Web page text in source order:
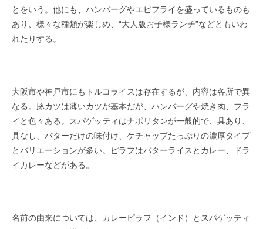
とをいう。他にも、ハンバーグやエビフライを盛っているものも
あり、様々な種類が楽しめ、“大人版お子様ランチ”などともいわ
れたりする。
大阪市や神戸市にもトルコライスは存在するが、内容は各所で異
なる。豚カツは薄いカツが基本だが、ハンバーグや焼き肉、フラ
イと色々ある。スパゲッティはナポリタンが一般的で、具あり、
具なし、バターだけの味付け、ケチャップたっぷりの濃厚タイプ
とバリエーションが多い。ピラフはバターライスとカレー、ドラ
イカレーなどがある。
名前の由来については、カレーピラフ（インド）とスパゲッティ